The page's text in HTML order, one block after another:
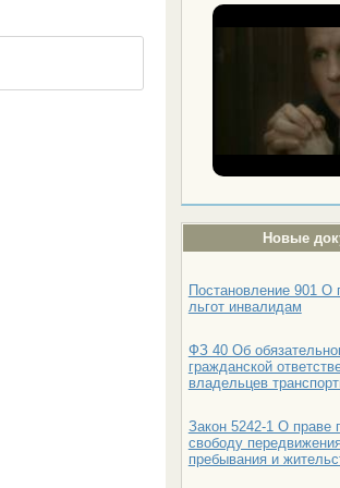
Новые
Постановление 901 О
льгот инвалидам
ФЗ 40 Об
гражданской
владельцев
Закон 5242-1 О праве
свободу
пребывания и